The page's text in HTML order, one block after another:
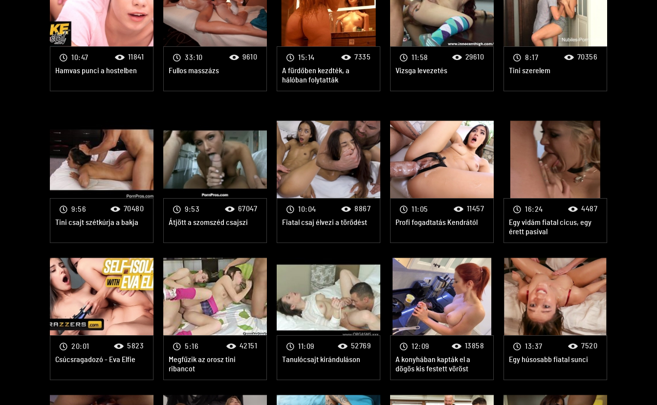
Hamvas punci a hostelben
10:47
11841
Fullos masszázs
33:10
9610
A fürdőben kezdték, a
hálóban folytatták
15:14
7335
Vizsga levezetés
11:58
29610
Tini szerelem
8:17 70356
Tini csajt szétkúrja a bakja
9:56
70480
Átjött a szomszéd csajszi
9:53
67047
Fiatal csaj élvezi a törődést
10:04
8867
Profi fogadtatás Kendrától
11:05
11457
Egy vidám fiatal cicus, egy
érett pasival
16:24 4487
Csúcsragadozó - Eva Elfie
20:01
5823
Megfűzik az orosz tini
ribancot
5:16
42151
Tanulócsajt kiránduláson
11:09
52769
A konyhában kapták el a
dögös kis festett vöröst
12:09
13858
Egy húsosabb fiatal sunci
13:37 7520